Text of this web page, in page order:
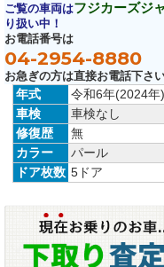
年式 令和6年(2024年)
車検
車検なし
修復歴
無
カラー
パール
ドア枚数 5ドア
ご覧の車両はフジカーズジ
り扱い中！
お電話番号は
04-2954-8880
お急ぎの方は直接お電話下さい